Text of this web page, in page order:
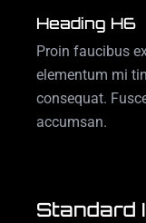
Heading H6
Proin faucibus
elementum mi
consequat.
accumsan.
Standard